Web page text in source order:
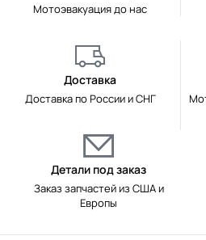
Мотоэвакуация до нас
Доставка
Доставка по России и СНГ
Детали под заказ
Заказ запчастей из США и
Европы